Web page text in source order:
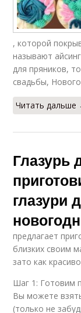
, которой
называют
для пряников,
свадьбы,
Читать дальше
Глазурь
глазури
предлагает
близких своим
зато как
Шаг 1: Готовим
Вы можете
(только не